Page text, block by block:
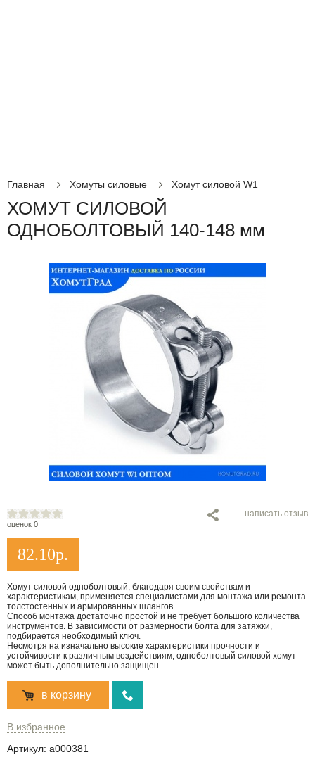
Главная Хомуты силовые Хомут силовой W1
ХОМУТ СИЛОВОЙ
ОДНОБОЛТОВЫЙ 140-148 мм
оценок 0
написать отзыв
82.10р.
Хомут силовой одноболтовый, благодаря своим свойствам и
характеристикам, применяется специалистами для монтажа или ремонта
толстостенных и армированных шлангов.
Способ монтажа достаточно простой и не требует большого количества
инструментов. В зависимости от размерности болта для затяжки,
подбирается необходимый ключ.
Несмотря на изначально высокие характеристики прочности и
устойчивости к различным воздействиям, одноболтовый силовой хомут
может быть дополнительно защищен.
в корзину
В избранное
Артикул: a000381